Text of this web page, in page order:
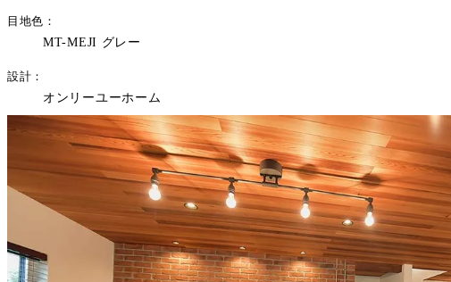
目地色
MT-MEJI グレー
設計
オンリーユーホーム